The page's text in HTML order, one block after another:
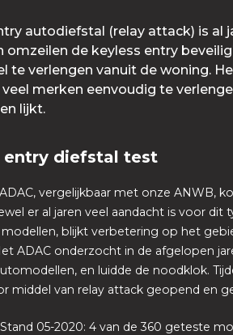
autodiefstal (relay attack) is al
omzeilen de keyless entry
te verlengen vanuit de woning.
merken eenvoudig te
lijkt.
entry diefstal test
vergelijkbaar met onze ANWB,
er al jaren veel aandacht is voor dit
modellen, blijkt verbetering op het
ADAC onderzocht in de afgelopen
en luidde de noodklok.
middel van relay attack geopend en
Stand 05-2020: 4 van de 360 geteste